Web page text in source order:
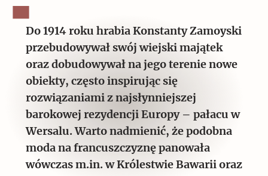
Do 1914 roku hrabia Konstanty Zamoyski
przebudowywał swój wiejski majątek
oraz dobudowywał na jego terenie nowe
obiekty, często inspirując się
rozwiązaniami z najsłynniejszej
barokowej rezydencji Europy – pałacu w
Wersalu. Warto nadmienić, że podobna
moda na francuszczyznę panowała
wówczas m.in. w Królestwie Bawarii oraz